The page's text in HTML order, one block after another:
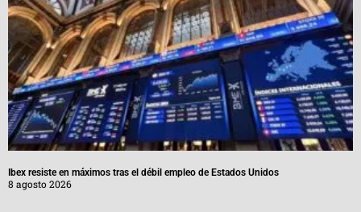
Ibex resiste en máximos tras el débil empleo de Estados Unidos
8 agosto 2026